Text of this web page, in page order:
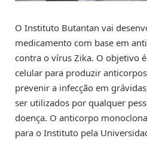
O Instituto Butantan vai
medicamento com base em
contra o vírus Zika. O objetivo
celular para produzir
prevenir a infecção em
ser utilizados por qualquer
doença. O anticorpo
para o Instituto pela